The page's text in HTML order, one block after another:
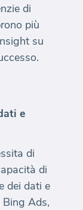
di
più
su
e
di
di
dei dati e
Ads,